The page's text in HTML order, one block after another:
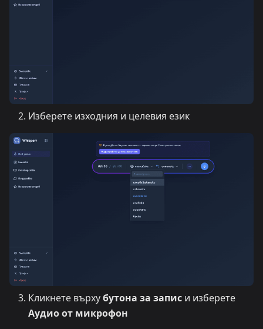
Изберете изходния и целевия език
Кликнете върхубутона за запис и изберете
Аудио от микрофон